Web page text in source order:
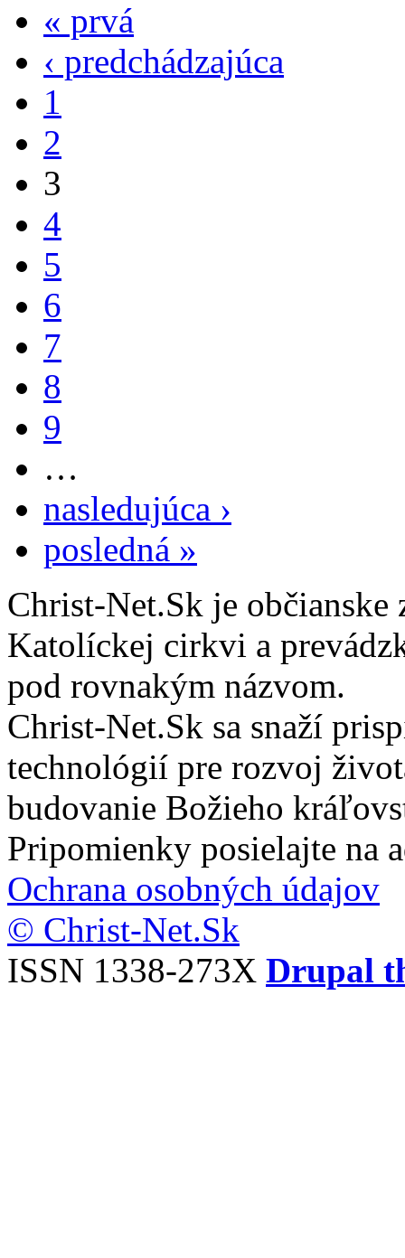
« prvá
‹ predchádzajúca
1
2
3
4
5
6
7
8
9
…
nasledujúca ›
posledná »
Christ-Net.Sk je
Katolíckej cirkvi a
pod rovnakým názvom.
Christ-Net.Sk sa snaží
technológií pre rozvoj
budovanie Božieho
Pripomienky posielajte na
Ochrana osobných údajov
© Christ-Net.Sk
ISSN 1338-273X Drupal